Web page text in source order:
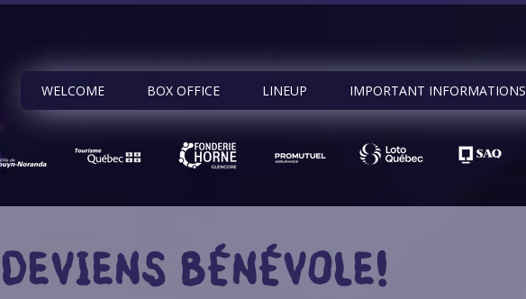
WELCOME BOX OFFICE LINEUP IMPORTANT INFORMATIONS
DEVIENS BÉNÉVOLE!